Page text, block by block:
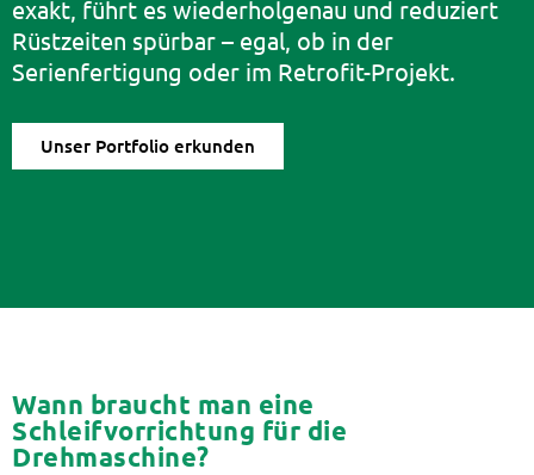
exakt, führt es wiederholgenau und reduziert
Rüstzeiten spürbar – egal, ob in der
Serienfertigung oder im Retrofit-Projekt.
Unser Portfolio erkunden
Wann braucht man eine
Schleifvorrichtung für die
Drehmaschine?